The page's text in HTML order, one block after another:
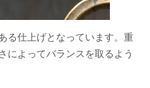
る仕上げとなっています。重
によってバランスを取るよう